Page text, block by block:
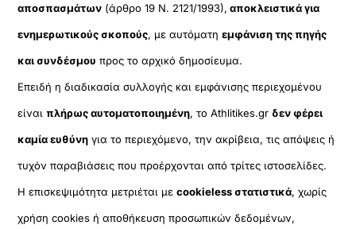
αποσπασμάτων (άρθρο 19 Ν. 2121/1993), αποκλειστικά για
ενημερωτικούς σκοπούς, με αυτόματηεμφάνιση της πηγής
και συνδέσμου προς το αρχικό δημοσίευμα.
Επειδή η διαδικασία συλλογής και εμφάνισης περιεχομένου
είναιπλήρως αυτοματοποιημένη, το Athlitikes.gr δεν φέρει
καμία ευθύνη για το περιεχόμενο, την ακρίβεια, τις απόψεις ή
τυχόν παραβιάσεις που προέρχονται από τρίτες ιστοσελίδες.
Η επισκεψιμότητα μετριέται μεcookieless στατιστικά, χωρίς
χρήση cookies ή αποθήκευση προσωπικών δεδομένων,